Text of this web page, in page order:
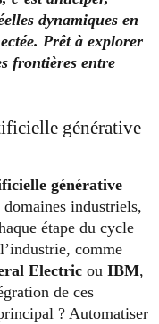
dynamiques en
Prêt à explorer
frontières entre
générative
générative
industriels,
étape du cycle
comme
Electric ou IBM,
de ces
? Automatiser